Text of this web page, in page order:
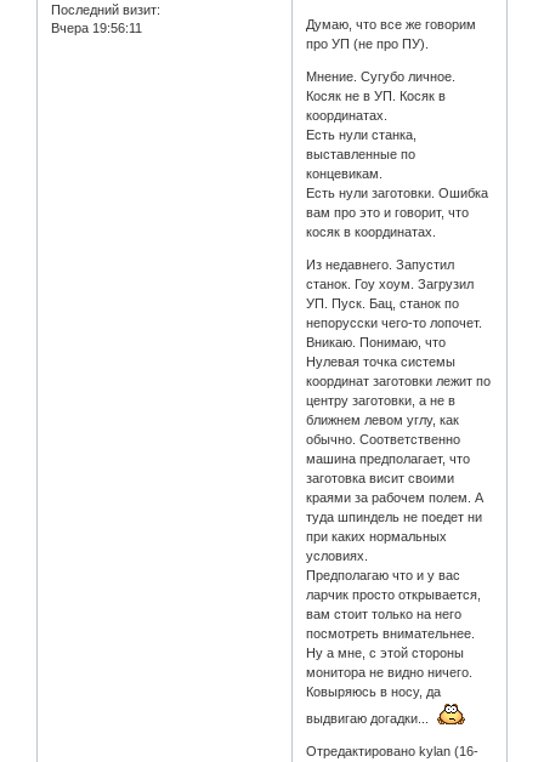
Последний визит:
Вчера 19:56:11
Думаю, что все же говорим
про УП (не про ПУ).
Мнение. Сугубо личное.
Косяк не в УП. Косяк в
координатах.
Есть нули станка,
выставленные по
концевикам.
Есть нули заготовки. Ошибка
вам про это и говорит, что
косяк в координатах.
Из недавнего. Запустил
станок. Гоу хоум. Загрузил
УП. Пуск. Бац, станок по
непорусски чего-то лопочет.
Вникаю. Понимаю, что
Нулевая точка системы
координат заготовки лежит по
центру заготовки, а не в
ближнем левом углу, как
обычно. Соответственно
машина предполагает, что
заготовка висит своими
краями за рабочем полем. А
туда шпиндель не поедет ни
при каких нормальных
условиях.
Предполагаю что и у вас
ларчик просто открывается,
вам стоит только на него
посмотреть внимательнее.
Ну а мне, с этой стороны
монитора не видно ничего.
Ковыряюсь в носу, да
выдвигаю догадки...
Отредактировано kylan (16-